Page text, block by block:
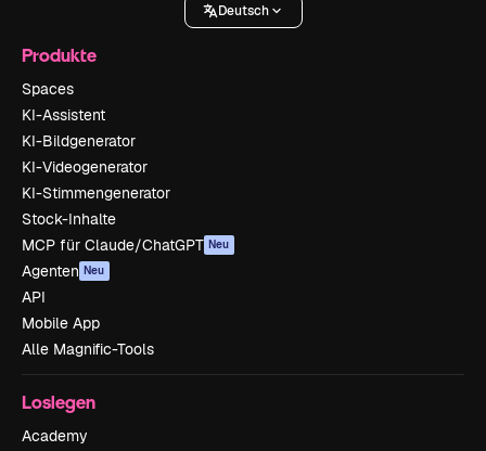
Deutsch
Produkte
Spaces
KI-Assistent
KI-Bildgenerator
KI-Videogenerator
KI-Stimmengenerator
Stock-Inhalte
MCP für Claude/ChatGPT Neu
Agenten Neu
API
Mobile App
Alle Magnific-Tools
Loslegen
Academy